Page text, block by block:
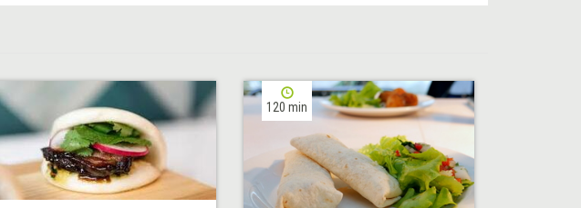
120 min